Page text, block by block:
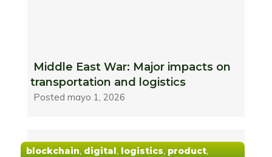
Middle East War: Major impacts on
transportation and logistics
Posted mayo 1, 2026
blockchain, digital, logistics, product,